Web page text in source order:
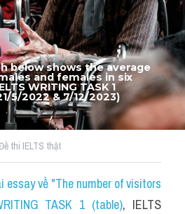
below shows the average
and females in six
WRITING TASK 1
5/2022 & 7/12/2023)
thi IELTS thật
essay về "The number of visitors
TASK 1 (table), IELTS